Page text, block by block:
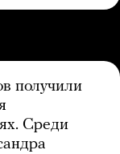
получили
Среди